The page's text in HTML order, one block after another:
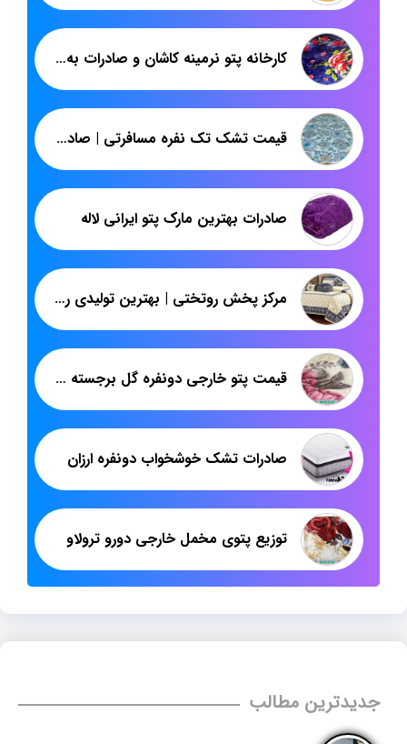
کارخانه پتو نرمینه کاشان و صادرات به عراق
قیمت تشک تک نفره مسافرتی | صادرات انواع تشک ایرانی به عراق | پاندا
صادرات بهترین مارک پتو ایرانی لاله
مرکز پخش روتختی | بهترین تولیدی روتختی حریر با فروش مستقیم از تهران
قیمت پتو خارجی دونفره گل برجسته در بازار رقابتی
صادرات تشک خوشخواب دونفره ارزان
توزیع پتوی مخمل خارجی دورو ترولاو
جدیدترین مطالب